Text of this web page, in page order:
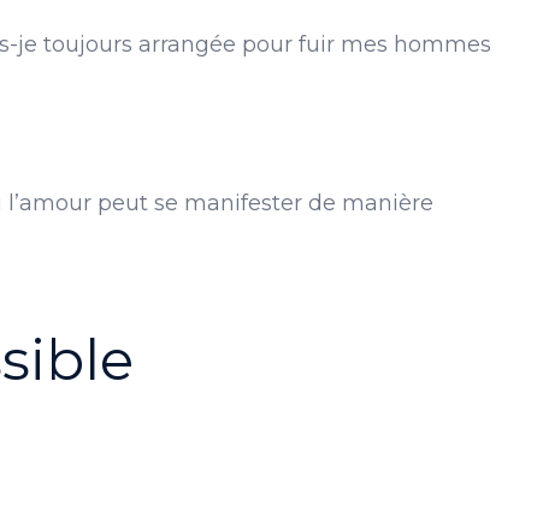
je toujours arrangée pour fuir mes hommes
peut se manifester de manière